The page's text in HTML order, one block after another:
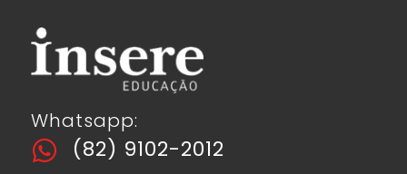
Whatsapp:
(82) 9102-2012